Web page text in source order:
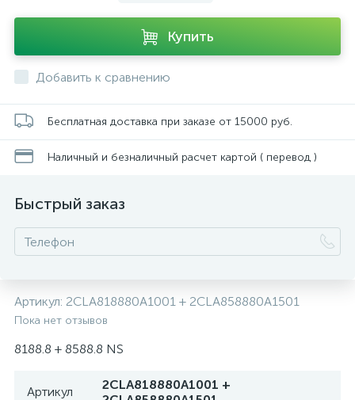
Купить
Добавить к сравнению
Бесплатная доставка при заказе от 15000 руб.
Наличный и безналичный расчет картой ( перевод )
Быстрый заказ
Артикул: 2CLA818880A1001 + 2CLA858880A1501
Пока нет отзывов
8188.8 + 8588.8 NS
Артикул
2CLA818880A1001 +